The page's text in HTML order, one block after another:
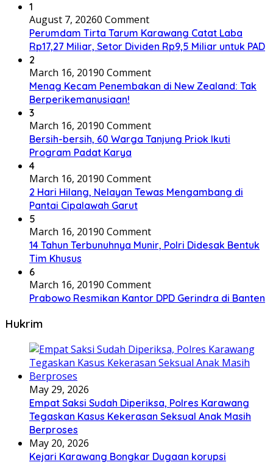
1
August 7, 20260 Comment
Perumdam Tirta Tarum Karawang Catat Laba
Rp17,27 Miliar, Setor Dividen Rp9,5 Miliar untuk PAD
2
March 16, 20190 Comment
Menag Kecam Penembakan di New Zealand: Tak
Berperikemanusiaan!
3
March 16, 20190 Comment
Bersih-bersih, 60 Warga Tanjung Priok Ikuti
Program Padat Karya
4
March 16, 20190 Comment
2 Hari Hilang, Nelayan Tewas Mengambang di
Pantai Cipalawah Garut
5
March 16, 20190 Comment
14 Tahun Terbunuhnya Munir, Polri Didesak Bentuk
Tim Khusus
6
March 16, 20190 Comment
Prabowo Resmikan Kantor DPD Gerindra di Banten
Hukrim
May 29, 2026
Empat Saksi Sudah Diperiksa, Polres Karawang
Tegaskan Kasus Kekerasan Seksual Anak Masih
Berproses
May 20, 2026
Kejari Karawang Bongkar Dugaan korupsi